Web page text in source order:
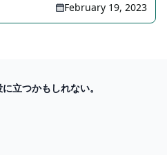
February 19, 2023
立つかもしれない。